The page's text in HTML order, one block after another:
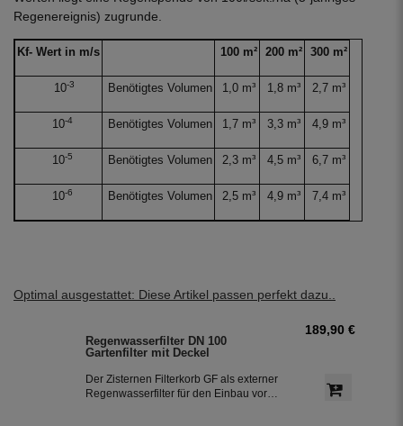
Regenereignis) zugrunde.
Kf- Wert in m/s 100 m² 200 m² 300 m²
10-3 Benötigtes Volumen 1,0 m³ 1,8 m³ 2,7 m³
10-4 Benötigtes Volumen 1,7 m³ 3,3 m³ 4,9 m³
10-5 Benötigtes Volumen 2,3 m³ 4,5 m³ 6,7 m³
10-6 Benötigtes Volumen 2,5 m³ 4,9 m³ 7,4 m³
Optimal ausgestattet: Diese Artikel passen perfekt dazu..
Regenwasserfilter DN 100
Gartenfilter mit Deckel
Der Zisternen Filterkorb GF als externer
Regenwasserfilter für den Einbau vor
189,90 €